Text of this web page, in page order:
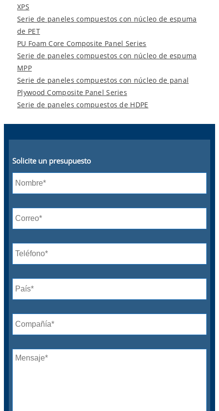
XPS
Serie de paneles compuestos con núcleo de espuma
de PET
PU Foam Core Composite Panel Series
Serie de paneles compuestos con núcleo de espuma
MPP
Serie de paneles compuestos con núcleo de panal
Plywood Composite Panel Series
Serie de paneles compuestos de HDPE
Solicite un presupuesto